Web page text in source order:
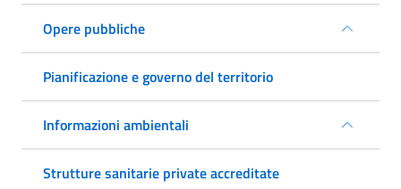
Opere pubbliche
Pianificazione e governo del territorio
Informazioni ambientali
Strutture sanitarie private accreditate